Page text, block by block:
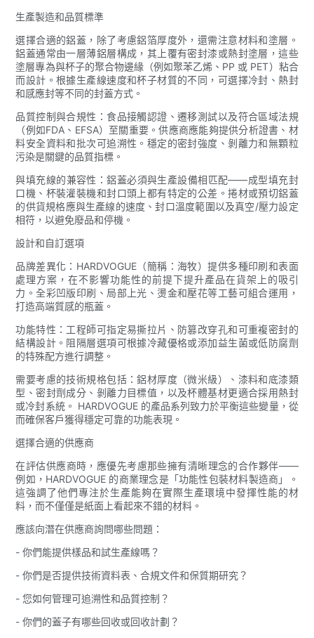
生產製造和品質標準
選擇合適的鋁蓋，除了考慮鋁箔厚度外，還需注意材料和塗層。
鋁蓋通常由一層薄鋁層構成，其上覆有密封漆或熱封塗層，這些
塗層專為與杯子的聚合物邊緣（例如聚苯乙烯、PP 或 PET）粘合
而設計。根據生產線速度和杯子材質的不同，可選擇冷封、熱封
和感應封等不同的封蓋方式。
品質控制與合規性：食品接觸認證、遷移測試以及符合區域法規
（例如FDA、EFSA）至關重要。供應商應能夠提供分析證書、材
料安全資料和批次可追溯性。穩定的密封強度、剝離力和無顆粒
污染是關鍵的品質指標。
與填充線的兼容性：鋁蓋必須與生產設備相匹配——成型填充封
口機、杯裝灌裝機和封口頭上都有特定的公差。捲材或預切鋁蓋
的供貨規格應與生產線的速度、封口溫度範圍以及真空/壓力設定
相符，以避免廢品和停機。
設計和自訂選項
品牌差異化：HARDVOGUE（簡稱：海牧）提供多種印刷和表面
處理方案，在不影響功能性的前提下提升產品在貨架上的吸引
力。全彩凹版印刷、局部上光、燙金和壓花等工藝可組合運用，
打造高端質感的瓶蓋。
功能特性：工程師可指定易撕拉片、防篡改穿孔和可重複密封的
結構設計。阻隔層選項可根據冷藏優格或添加益生菌或低防腐劑
的特殊配方進行調整。
需要考慮的技術規格包括：鋁材厚度（微米級）、漆料和底漆類
型、密封劑成分、剝離力目標值，以及杯體基材更適合採用熱封
或冷封系統。 HARDVOGUE 的產品系列致力於平衡這些變量，從
而確保客戶獲得穩定可靠的功能表現。
選擇合適的供應商
在評估供應商時，應優先考慮那些擁有清晰理念的合作夥伴——
例如，HARDVOGUE 的商業理念是「功能性包裝材料製造商」。
這強調了他們專注於生產能夠在實際生產環境中發揮性能的材
料，而不僅僅是紙面上看起來不錯的材料。
應該向潛在供應商詢問哪些問題：
- 你們能提供樣品和試生產線嗎？
- 你們是否提供技術資料表、合規文件和保質期研究？
- 您如何管理可追溯性和品質控制？
- 你們的蓋子有哪些回收或回收計劃？